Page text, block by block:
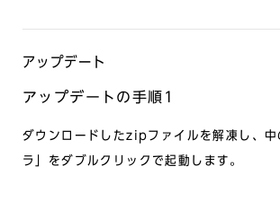
アップデート
アップデートの手順1
ダウンロードしたzipファイルを解凍し、中
ラ」をダブルクリックで起動します。